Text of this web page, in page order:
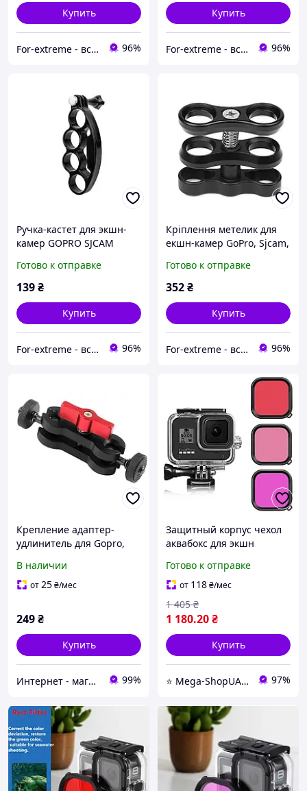
Купить
For-extreme - все для фото- та відео блогу 96%
Купить
For-extreme - все для фото- та відео блогу 96%
Ручка-кастет для экшн-
камер GOPRO SJCAM
Готово к отправке
139₴
Купить
For-extreme - все для фото- та відео блогу 96%
Кріплення метелик для
екшн-камер GoPro, Sjcam,
Готово к отправке
352₴
Купить
For-extreme - все для фото- та відео блогу 96%
Крепление адаптер-
удлинитель для Gopro,
других экшен камер
В наличии
от25₴/мес
249₴
Купить
Интернет - магазин "Балу" 99%
Защитный корпус чехол
аквабокс для экшн
Black
водонепроницаемый с
тремя фильтрами ZX124-3
Готово к отправке
от 118₴/мес
1 180.20₴
1 405 ₴
Купить
⭐️ Mega-ShopUA.com.ua 97%